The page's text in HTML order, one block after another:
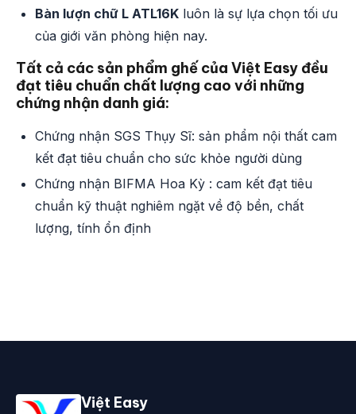
Bàn lượn chữ L ATL16K luôn là sự lựa chọn tối ưu
của giới văn phòng hiện nay.
Tất cả các sản phẩm ghế của Việt Easy đều
đạt tiêu chuẩn chất lượng cao với những
chứng nhận danh giá:
Chứng nhận SGS Thụy Sĩ: sản phẩm nội thất cam
kết đạt tiêu chuẩn cho sức khỏe người dùng
Chứng nhận BIFMA Hoa Kỳ : cam kết đạt tiêu
chuẩn kỹ thuật nghiêm ngặt về độ bền, chất
lượng, tính ổn định
Việt Easy